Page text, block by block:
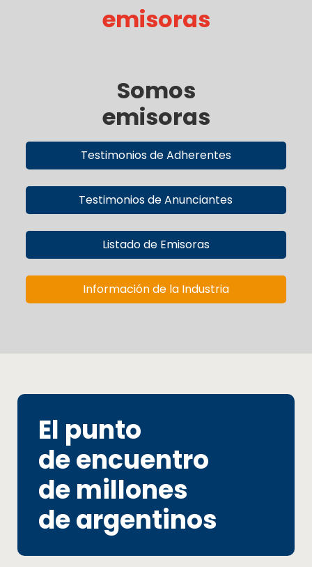
emisoras
Somos
emisoras
Testimonios de Adherentes
Testimonios de Anunciantes
Listado de Emisoras
Información de la Industria
El punto
de encuentro
de millones
de argentinos